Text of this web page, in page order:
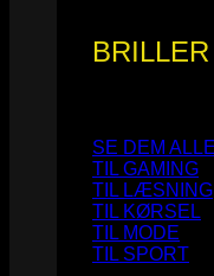
BRILLER
SE DEM ALLE
TIL GAMING
TIL LÆSNING
TIL KØRSEL
TIL MODE
TIL SPORT